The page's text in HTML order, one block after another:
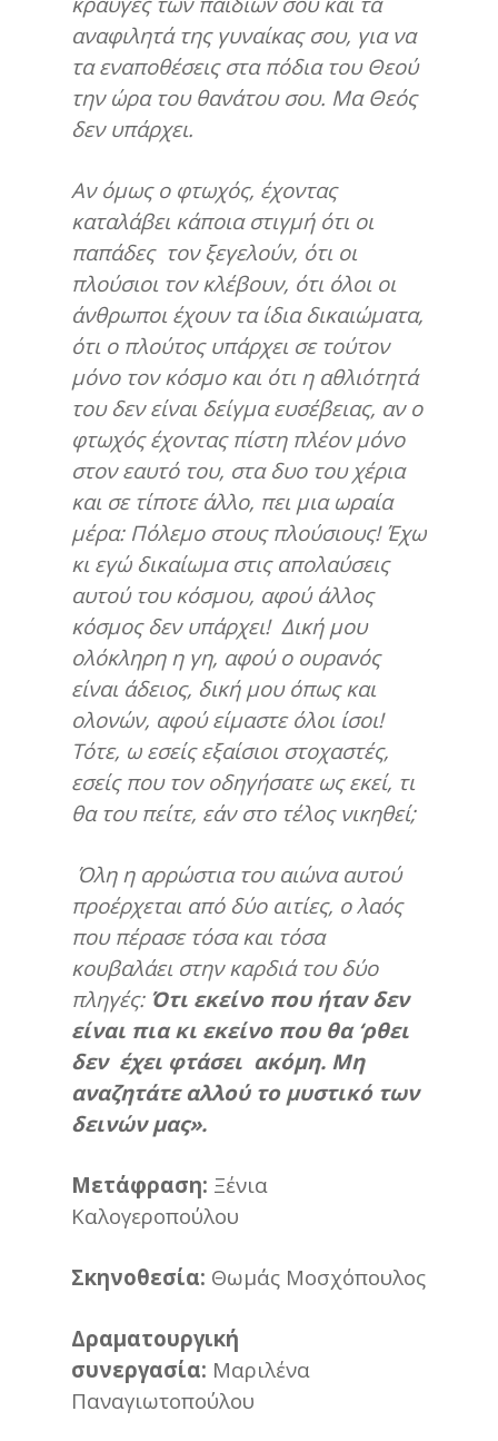
αναφιλητά της γυναίκας σου, για να
τα εναποθέσεις στα πόδια του Θεού
την ώρα του θανάτου σου. Μα Θεός
δεν υπάρχει.
Αν όμως ο φτωχός, έχοντας
καταλάβει κάποια στιγμή ότι οι
παπάδες τον ξεγελούν, ότι οι
πλούσιοι τον κλέβουν, ότι όλοι οι
άνθρωποι έχουν τα ίδια δικαιώματα,
ότι ο πλούτος υπάρχει σε τούτον
μόνο τον κόσμο και ότι η αθλιότητά
του δεν είναι δείγμα ευσέβειας, αν ο
φτωχός έχοντας πίστη πλέον μόνο
στον εαυτό του, στα δυο του χέρια
και σε τίποτε άλλο, πει μια ωραία
μέρα: Πόλεμο στους πλούσιους! Έχω
κι εγώ δικαίωμα στις απολαύσεις
αυτού του κόσμου, αφού άλλος
κόσμος δεν υπάρχει! Δική μου
ολόκληρη η γη, αφού ο ουρανός
είναι άδειος, δική μου όπως και
ολονών, αφού είμαστε όλοι ίσοι!
Τότε, ω εσείς εξαίσιοι στοχαστές,
εσείς που τον οδηγήσατε ως εκεί, τι
θα του πείτε, εάν στο τέλος νικηθεί;
Όλη η αρρώστια του αιώνα αυτού
προέρχεται από δύο αιτίες, ο λαός
που πέρασε τόσα και τόσα
κουβαλάει στην καρδιά του δύο
πληγές: Ότι εκείνο που ήταν δεν
είναι πια κι εκείνο που θα ‘ρθει
δεν έχει φτάσει ακόμη. Μη
αναζητάτε αλλού το μυστικό των
δεινών μας».
Μετάφραση: Ξένια
Καλογεροπούλου
Σκηνοθεσία: Θωμάς Μοσχόπουλος
Δραματουργική
συνεργασία: Μαριλένα
Παναγιωτοπούλου